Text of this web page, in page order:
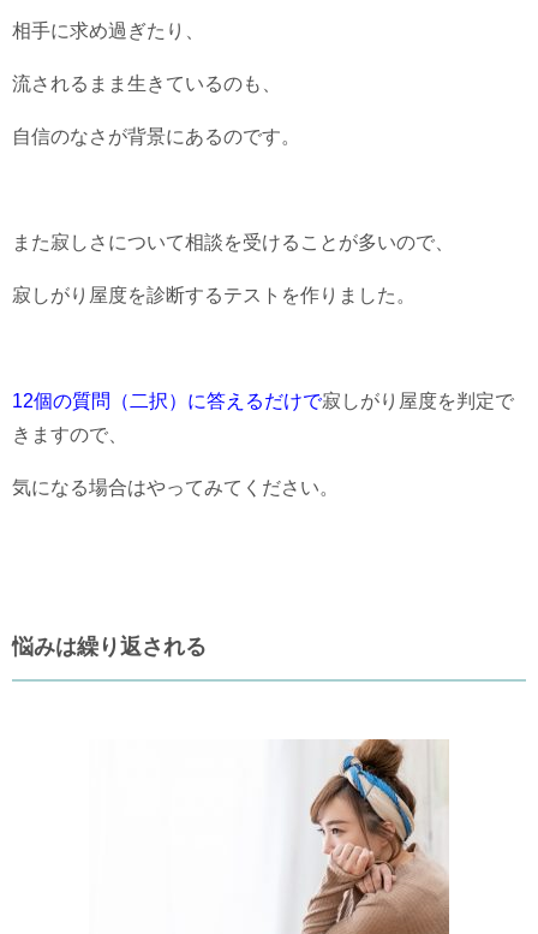
相手に求め過ぎたり、
流されるまま生きているのも、
自信のなさが背景にあるのです。
また寂しさについて相談を受けることが多いので、
寂しがり屋度を診断するテストを作りました。
12個の質問（二択）に答えるだけで寂しがり屋度を判定で
きますので、
気になる場合はやってみてください。
悩みは繰り返される